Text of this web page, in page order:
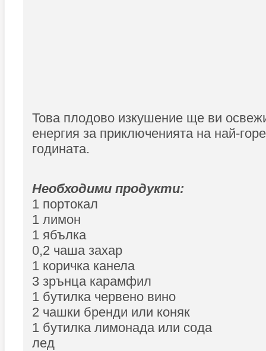
Това плодово изкушение ще ви
енергия за приключенията на най-
годината.
Необходими продукти:
1 портокал
1 лимон
1 ябълка
0,2 чаша захар
1 коричка канела
3 зрънца карамфил
1 бутилка червено вино
2 чашки бренди или коняк
1 бутилка лимонада или сода
лед